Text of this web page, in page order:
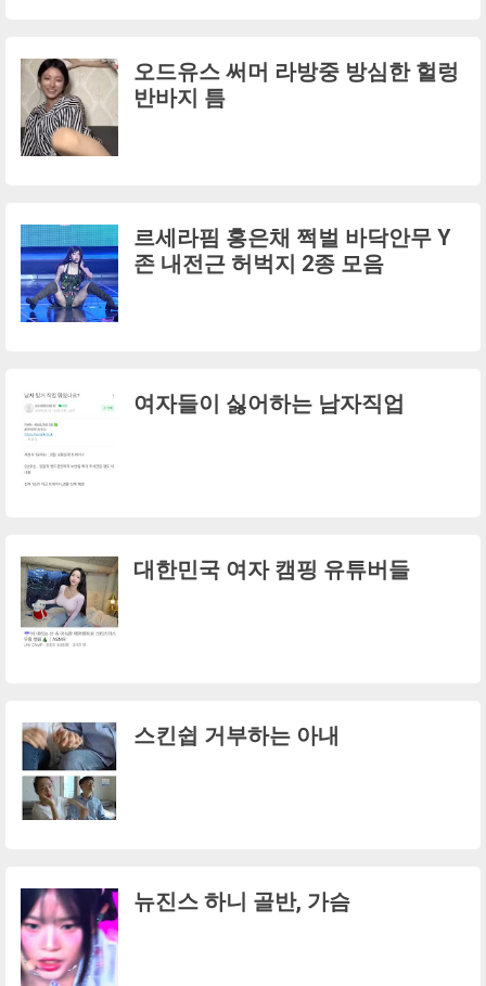
오드유스 써머 라방중 방심한 헐렁
반바지 틈
르세라핌 홍은채 쩍벌 바닥안무 Y
존 내전근 허벅지 2종 모음
여자들이 싫어하는 남자직업
대한민국 여자 캠핑 유튜버들
스킨쉽 거부하는 아내
뉴진스 하니 골반, 가슴